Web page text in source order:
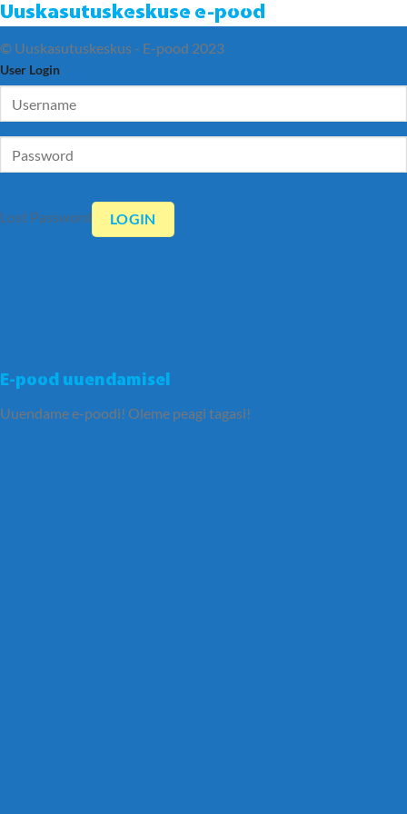
Uuskasutuskeskuse e-pood
E-pood uuendamisel
Uuendame e-poodi! Oleme peagi tagasi!
© Uuskasutuskeskus - E-pood 2023
User Login
Lost Password